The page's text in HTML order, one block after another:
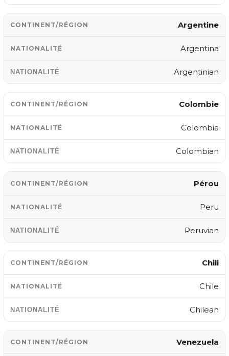
Argentine
Argentina
Argentinian
Colombie
Colombia
Colombian
Pérou
Peru
Peruvian
Chili
Chile
Chilean
Venezuela